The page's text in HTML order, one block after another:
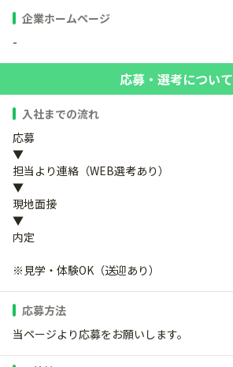
企業ホームページ
-
応募・選考について
入社までの流れ
応募
▼
担当より連絡（WEB選考あり）
▼
現地面接
▼
内定
※見学・体験OK（送迎あり）
応募方法
当ページより応募をお願いします。